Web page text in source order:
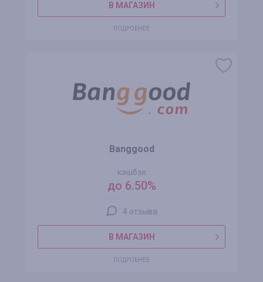
В МАГАЗИН
ПОДРОБНЕЕ
Banggood
кэшбэк
до 6.50%
4 отзыва
В МАГАЗИН
ПОДРОБНЕЕ